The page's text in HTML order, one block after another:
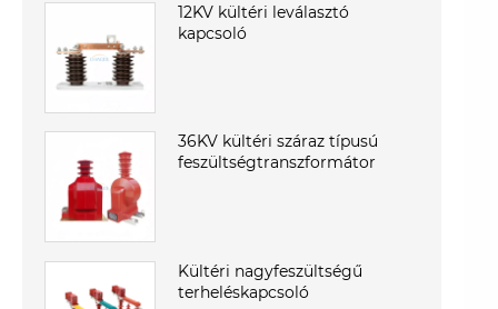
12KV kültéri leválasztó
kapcsoló
36KV kültéri száraz típusú
feszültségtranszformátor
Kültéri nagyfeszültségű
terheléskapcsoló